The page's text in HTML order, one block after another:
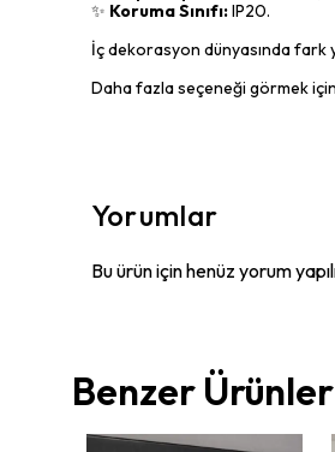
✨ Koruma Sınıfı:IP20.
İç dekorasyon dünyasında fark
Daha fazla seçeneği görmek için
Yorumlar
Bu ürün için henüz yorum
Benzer Ürünler